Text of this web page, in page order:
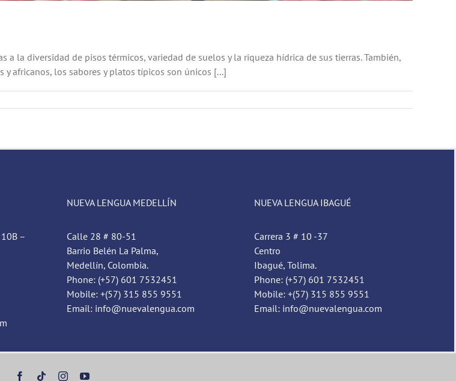
a la diversidad de pisos térmicos, variedad de suelos y la riqueza hídrica de sus tierras. También,
africanos, los sabores y platos típicos son únicos [...]
–
NUEVA LENGUA MEDELLÍN
Calle 28 # 80-51
Barrio Belén La Palma,
Medellín, Colombia.
Phone: (+57) 601 7532451
Mobile: +(57) 315 855 9551
Email: info@nuevalengua.com
NUEVA LENGUA IBAGUÉ
Carrera 3 # 10 -37
Centro
Ibagué, Tolima.
Phone: (+57) 601 7532451
Mobile: +(57) 315 855 9551
Email: info@nuevalengua.com